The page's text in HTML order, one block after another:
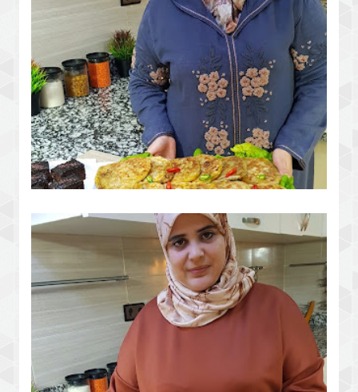
مسمن معمر شوربة البلبولة براونيز